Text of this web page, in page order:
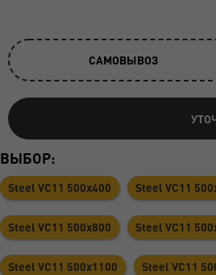
САМОВЫВОЗ
ВЫБОР:
Steel VC11 500х400 Steel VC11
Steel VC11 500х800 Steel VC11
Steel VC11 500х1100 Steel VC11